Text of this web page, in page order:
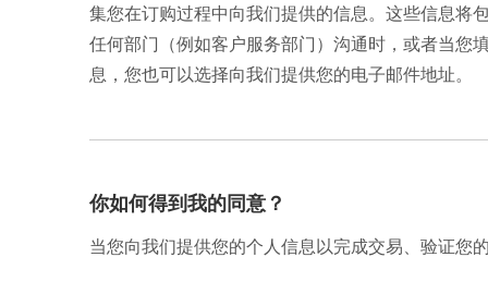
集您在订购过程中向我们提供的信息。这些信息将
任何部门（例如客户服务部门）沟通时，或者当您
息，您也可以选择向我们提供您的电子邮件地址。
你如何得到我的同意？
当您向我们提供您的个人信息以完成交易、验证您